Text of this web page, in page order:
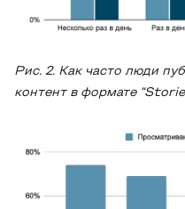
Рис. 2. Как часто люди
контент в формате